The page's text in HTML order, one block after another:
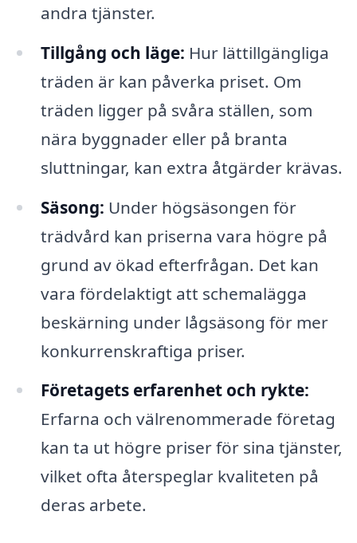
andra tjänster.
Tillgång och läge: Hur lättillgängliga
träden är kan påverka priset. Om
träden ligger på svåra ställen, som
nära byggnader eller på branta
sluttningar, kan extra åtgärder krävas.
Säsong: Under högsäsongen för
trädvård kan priserna vara högre på
grund av ökad efterfrågan. Det kan
vara fördelaktigt att schemalägga
beskärning under lågsäsong för mer
konkurrenskraftiga priser.
Företagets erfarenhet och rykte:
Erfarna och välrenommerade företag
kan ta ut högre priser för sina tjänster,
vilket ofta återspeglar kvaliteten på
deras arbete.